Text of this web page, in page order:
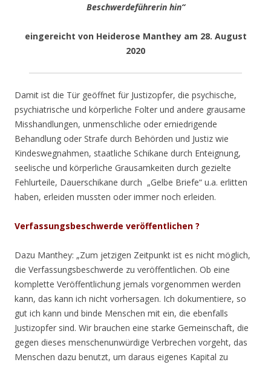
Beschwerdeführerin hin“
eingereicht von Heiderose Manthey am 28. August
2020
Damit ist die Tür geöffnet für Justizopfer, die psychische,
psychiatrische und körperliche Folter und andere grausame
Misshandlungen, unmenschliche oder erniedrigende
Behandlung oder Strafe durch Behörden und Justiz wie
Kindeswegnahmen, staatliche Schikane durch Enteignung,
seelische und körperliche Grausamkeiten durch gezielte
Fehlurteile, Dauerschikane durch „Gelbe Briefe“ u.a. erlitten
haben, erleiden mussten oder immer noch erleiden.
Verfassungsbeschwerde veröffentlichen ?
Dazu Manthey: „Zum jetzigen Zeitpunkt ist es nicht möglich,
die Verfassungsbeschwerde zu veröffentlichen. Ob eine
komplette Veröffentlichung jemals vorgenommen werden
kann, das kann ich nicht vorhersagen. Ich dokumentiere, so
gut ich kann und binde Menschen mit ein, die ebenfalls
Justizopfer sind. Wir brauchen eine starke Gemeinschaft, die
gegen dieses menschenunwürdige Verbrechen vorgeht, das
Menschen dazu benutzt, um daraus eigenes Kapital zu